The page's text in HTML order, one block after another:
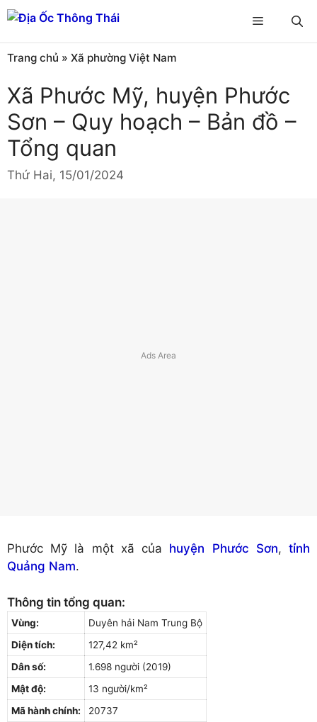
Chuyển
đến
nội
dung
Menu
Trang chủ » Xã phường Việt Nam
Xã Phước Mỹ, huyện Phước
Sơn – Quy hoạch – Bản đồ –
Tổng quan
Thứ Hai, 15/01/2024
Phước Mỹ là một xã của huyện Phước Sơn,tỉnh
Quảng Nam.
Thông tin tổng quan:
Vùng:
Duyên hải Nam Trung Bộ
Diện tích:
127,42 km²
Dân số:
1.698 người (2019)
Mật độ:
13 người/km²
Mã hành chính:
20737